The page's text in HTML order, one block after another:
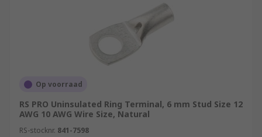
Op voorraad
RS PRO Uninsulated Ring Terminal, 6 mm Stud Size 12
AWG 10 AWG Wire Size, Natural
RS-stocknr. 841-7598